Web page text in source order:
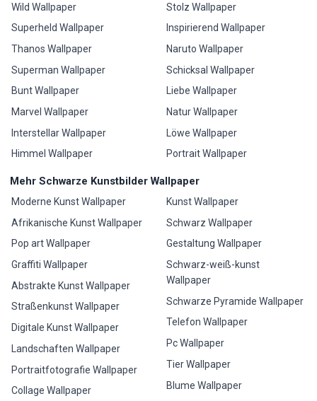
Wild Wallpaper
Superheld Wallpaper
Thanos Wallpaper
Superman Wallpaper
Bunt Wallpaper
Marvel Wallpaper
Interstellar Wallpaper
Himmel Wallpaper
Stolz Wallpaper
Inspirierend Wallpaper
Naruto Wallpaper
Schicksal Wallpaper
Liebe Wallpaper
Natur Wallpaper
Löwe Wallpaper
Portrait Wallpaper
Mehr Schwarze Kunstbilder Wallpaper
Moderne Kunst Wallpaper
Afrikanische Kunst Wallpaper
Pop art Wallpaper
Graffiti Wallpaper
Abstrakte Kunst Wallpaper
Straßenkunst Wallpaper
Digitale Kunst Wallpaper
Landschaften Wallpaper
Portraitfotografie Wallpaper
Collage Wallpaper
Kunst Wallpaper
Schwarz Wallpaper
Gestaltung Wallpaper
Schwarz-weiß-kunst
Wallpaper
Schwarze Pyramide Wallpaper
Telefon Wallpaper
Pc Wallpaper
Tier Wallpaper
Blume Wallpaper